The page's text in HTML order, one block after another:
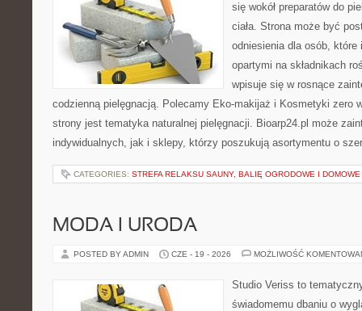
się wokół preparatów do
ciała. Strona może być
odniesienia dla osób,
opartymi na składnikach
wpisuje się w rosnące
codzienną pielęgnacją. Polecamy Eko-makijaż i Kosmetyki zero
strony jest tematyka naturalnej pielęgnacji. Bioarp24.pl może
indywidualnych, jak i sklepy, którzy poszukują asortymentu o
CATEGORIES: STREFA RELAKSU SAUNY, BALIĘ OGRODOWE I DOMOWE
MODA I URODA
POSTED BY ADMIN CZE - 19 - 2026 MOŻLIWOŚĆ
Studio Veriss to
świadomemu dbaniu o